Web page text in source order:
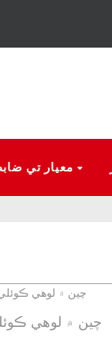
معيار تي
چين ۾ لوهي